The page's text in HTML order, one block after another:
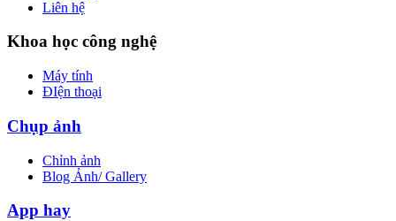
Liên hệ
Khoa học công nghệ
Máy tính
ĐIện thoại
Chụp ảnh
Chỉnh ảnh
Blog Ảnh/ Gallery
App hay